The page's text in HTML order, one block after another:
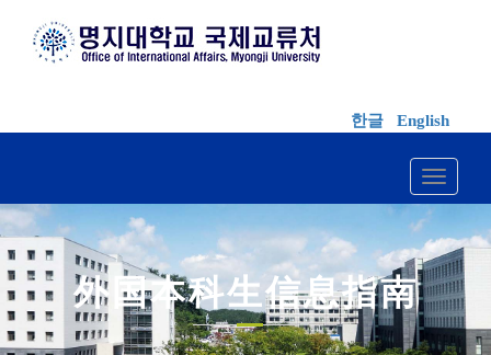
한글 English
Toggle
外国本科生信息指南